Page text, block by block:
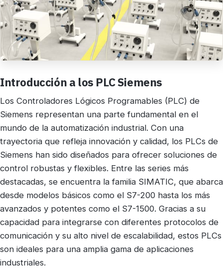
Introducción a los PLC Siemens
Los Controladores Lógicos Programables (PLC) de
Siemens representan una parte fundamental en el
mundo de la automatización industrial. Con una
trayectoria que refleja innovación y calidad, los PLCs de
Siemens han sido diseñados para ofrecer soluciones de
control robustas y flexibles. Entre las series más
destacadas, se encuentra la familia SIMATIC, que abarca
desde modelos básicos como el S7-200 hasta los más
avanzados y potentes como el S7-1500. Gracias a su
capacidad para integrarse con diferentes protocolos de
comunicación y su alto nivel de escalabilidad, estos PLCs
son ideales para una amplia gama de aplicaciones
industriales.